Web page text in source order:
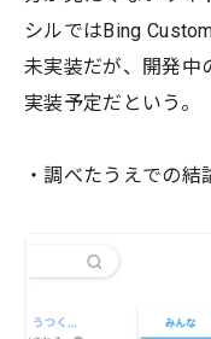
シルではBing
未実装だが、開発中
実装予定だという。
・調べたうえでの